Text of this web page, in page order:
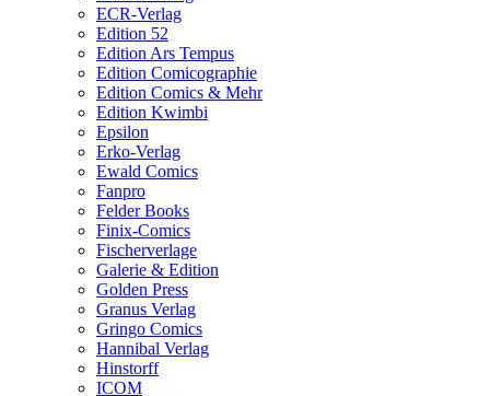
ECR-Verlag
Edition 52
Edition Ars Tempus
Edition Comicographie
Edition Comics & Mehr
Edition Kwimbi
Epsilon
Erko-Verlag
Ewald Comics
Fanpro
Felder Books
Finix-Comics
Fischerverlage
Galerie & Edition
Golden Press
Granus Verlag
Gringo Comics
Hannibal Verlag
Hinstorff
ICOM